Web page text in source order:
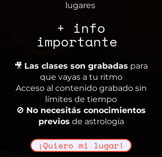
lugares
+ info
importante
🎥 Las clases son grabadas para
que vayas a tu ritmo
Acceso al contenido grabado sin
límites de tiempo
🚫 No necesitás conocimientos
previos de astrología
¡Quiero mi lugar!